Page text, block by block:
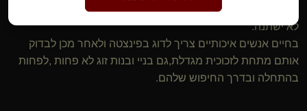
ביקוש וגישה מהסוג הזה מאנשים מסוימים כלפיי אחרים הוא גם
לא ישתנה.
בחיים אנשים איכותיים צריך לדוג בפינצטה ולאחר מכן לבדוק
אותם מתחת לזכוכית מגדלת,גם בניי ובנות זוג לא פחות ,לפחות
בהתחלה ובדרך החיפוש שלהם.